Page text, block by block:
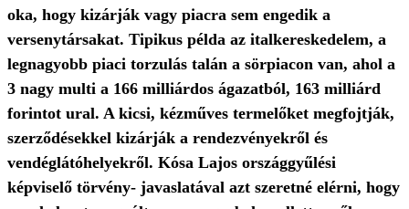
oka, hogy kizárják vagy piacra sem engedik a
versenytársakat. Tipikus példa az italkereskedelem, a
legnagyobb piaci torzulás talán a sörpiacon van, ahol a
3 nagy multi a 166 milliárdos ágazatból, 163 milliárd
forintot ural. A kicsi, kézműves termelőket megfojtják,
szerződésekkel kizárják a rendezvényekről és
vendéglátóhelyekről. Kósa Lajos országgyűlési
képviselő törvény- javaslatával azt szeretné elérni, hogy